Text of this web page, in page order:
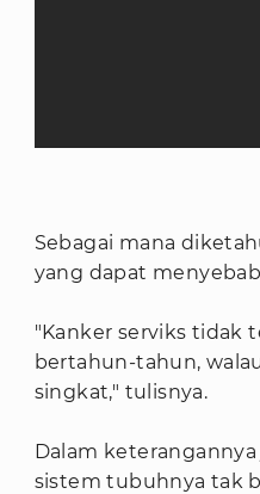
Sebagai mana
yang dapat
"Kanker serviks tidak
bertahun-tahun,
singkat," tulisnya.
Dalam
sistem tubuhnya tak